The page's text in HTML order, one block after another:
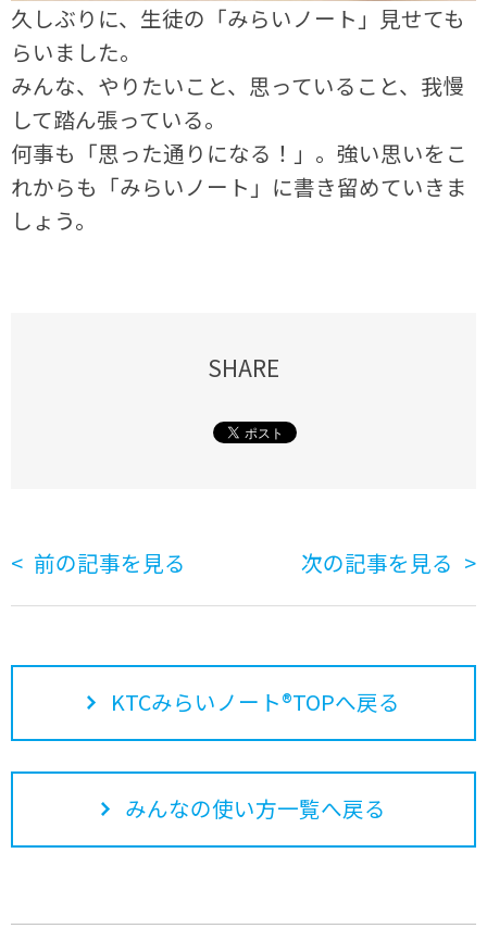
久しぶりに、生徒の「みらいノート」見せても
らいました。
みんな、やりたいこと、思っていること、我慢
して踏ん張っている。
何事も「思った通りになる！」。強い思いをこ
れからも「みらいノート」に書き留めていきま
しょう。
SHARE
前の記事を見る 次の記事を見る
KTCみらいノート®TOPへ戻る
みんなの使い方一覧へ戻る